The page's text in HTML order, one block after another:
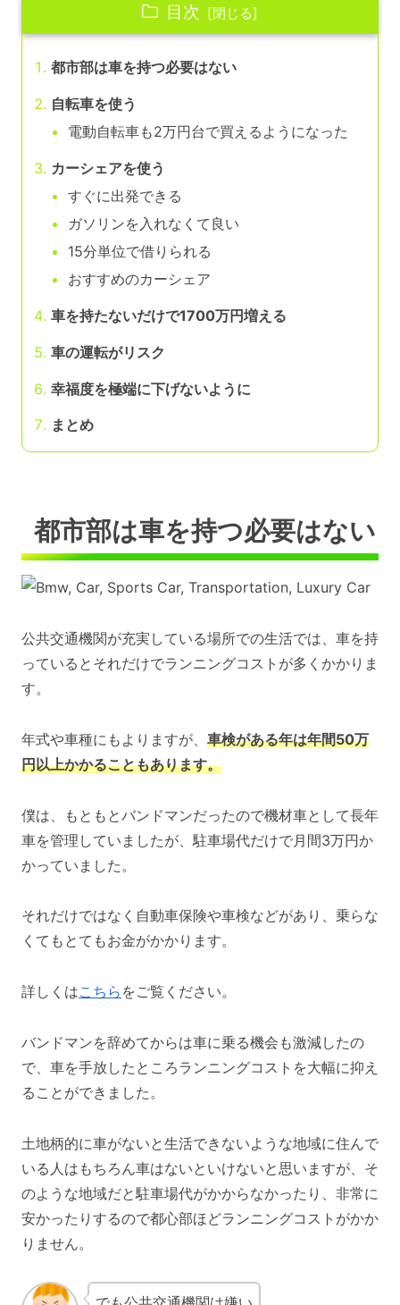
目次
都市部は車を持つ必要はない
自転車を使う
電動自転車も2万円台で買えるようになった
カーシェアを使う
すぐに出発できる
ガソリンを入れなくて良い
15分単位で借りられる
おすすめのカーシェア
車を持たないだけで1700万円増える
車の運転がリスク
幸福度を極端に下げないように
まとめ
都市部は車を持つ必要はない
公共交通機関が充実している場所での生活では、車を持
っているとそれだけでランニングコストが多くかかりま
す。
年式や車種にもよりますが、 車検がある年は年間50万
円以上かかることもあります。
僕は、もともとバンドマンだったので機材車として長年
車を管理していましたが、駐車場代だけで月間3万円か
かっていました。
それだけではなく自動車保険や車検などがあり、乗らな
くてもとてもお金がかかります。
詳しくはこちら をご覧ください。
バンドマンを辞めてからは車に乗る機会も激減したの
で、車を手放したところランニングコストを大幅に抑え
ることができました。
土地柄的に車がないと生活できないような地域に住んで
いる人はもちろん車はないといけないと思いますが、そ
のような地域だと駐車場代がかからなかったり、非常に
安かったりするので都心部ほどランニングコストがかか
りません。